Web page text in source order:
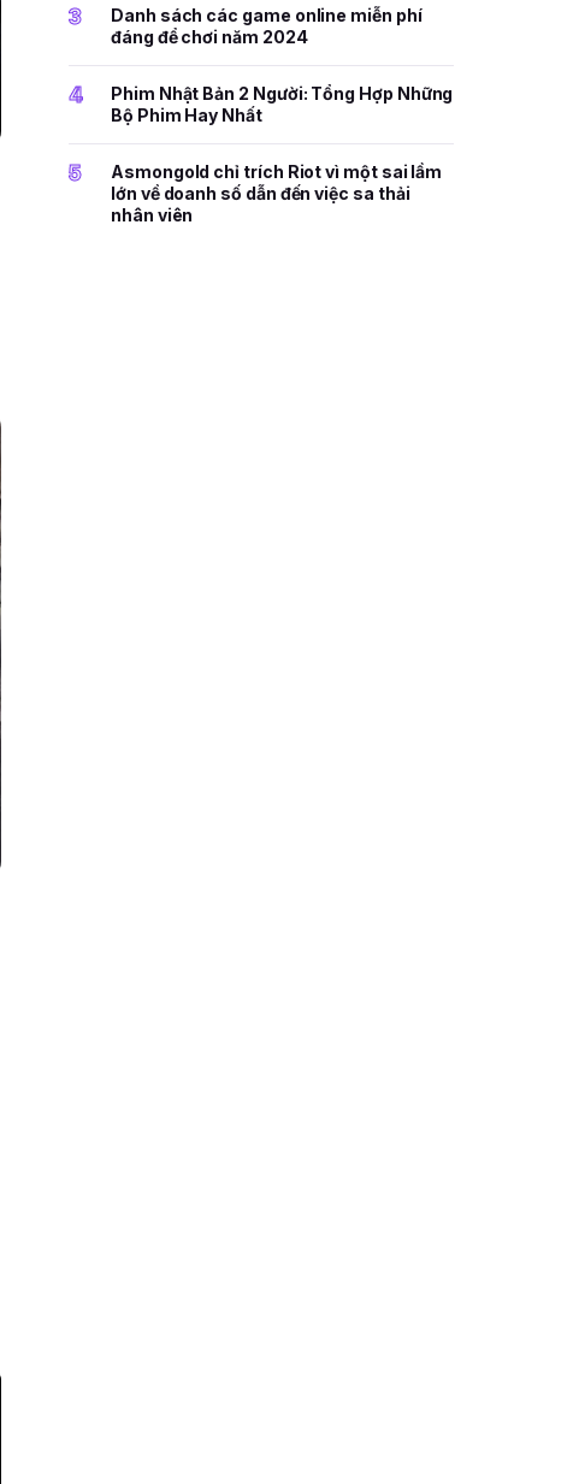
3
Danh sách các game online miễn phí
đáng để chơi năm 2024
4
Phim Nhật Bản 2 Người: Tổng Hợp Những
Bộ Phim Hay Nhất
5
Asmongold chỉ trích Riot vì một sai lầm
lớn về doanh số dẫn đến việc sa thải
nhân viên